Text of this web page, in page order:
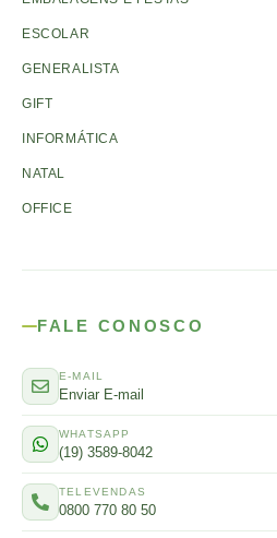
ESCOLAR
GENERALISTA
GIFT
INFORMÁTICA
NATAL
OFFICE
FALE CONOSCO
E-MAIL
Enviar E-mail
WHATSAPP
(19) 3589-8042
TELEVENDAS
0800 770 80 50